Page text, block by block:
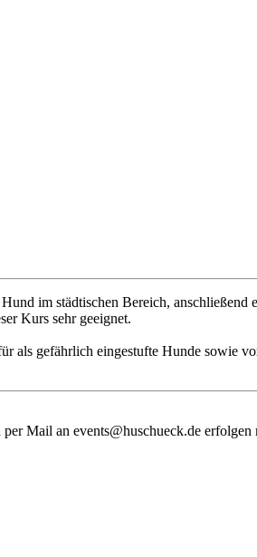
im städtischen Bereich,
Kurs sehr geeignet.
als gefährlich eingestufte Hunde sowie
per Mail an events@huschueck.de erfolgen